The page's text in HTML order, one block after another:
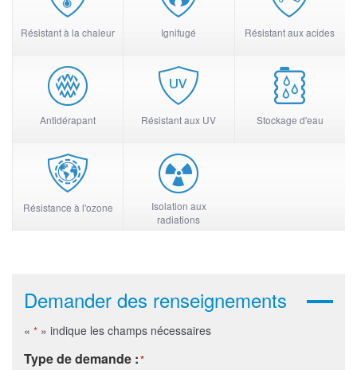
Résistant à la chaleur Ignifugé Résistant aux acides
Antidérapant Résistant aux UV Stockage d'eau
Résistance à l'ozone
Isolation aux
radiations
Demander des renseignements
« * » indique les champs nécessaires
Type de demande :*